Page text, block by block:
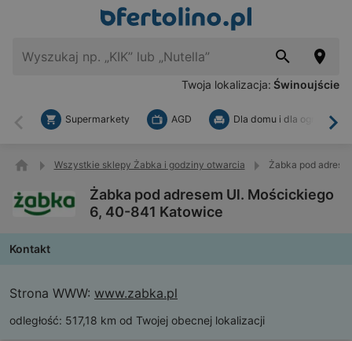
Twoja lokalizacja: Świnoujście
Wstecz
Supermarkety AGD Dla domu i dla ogrodu
Wszystkie sklepy Żabka i godziny otwarcia Żabka pod
Żabka pod adresem Ul. Mościckiego
6, 40-841 Katowice
Kontakt
Strona WWW: www.zabka.pl
odległość: 517,18 km od Twojej obecnej lokalizacji